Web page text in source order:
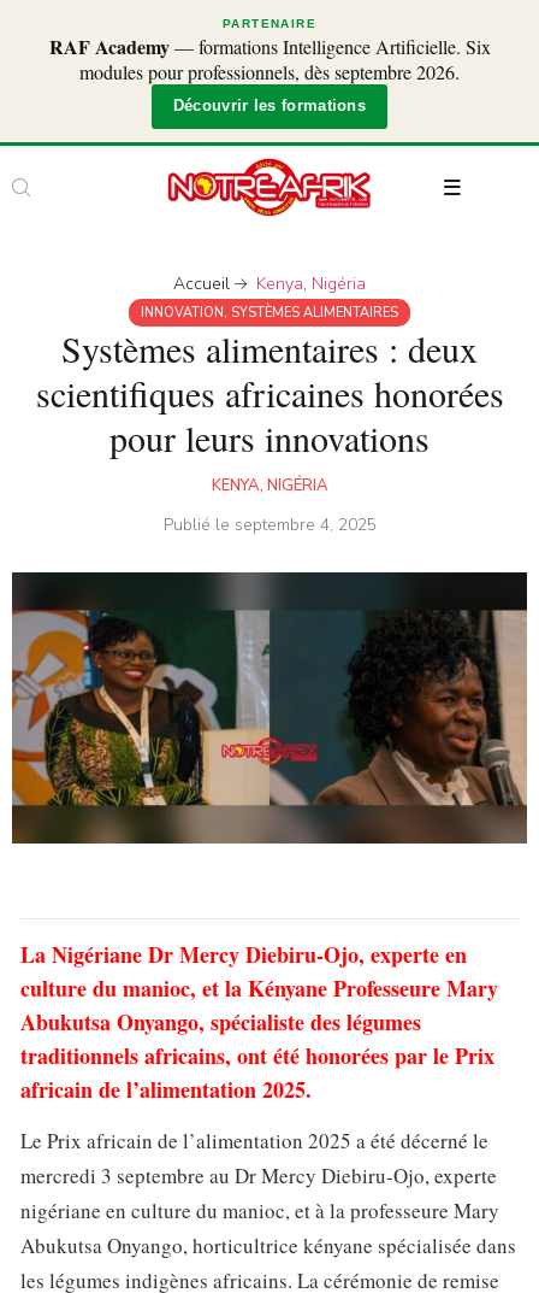
PARTENAIRE
RAF Academy— formations Intelligence Artificielle. Six
modules pour professionnels, dès septembre 2026.
Découvrir les formations
Accueil Kenya, Nigéria
INNOVATION, SYSTÈMES ALIMENTAIRES
Systèmes alimentaires : deux
scientifiques africaines honorées
pour leurs innovations
KENYA, NIGÉRIA
Publié le septembre 4, 2025
La Nigériane Dr Mercy Diebiru-Ojo, experte en
culture du manioc, et la Kényane Professeure Mary
Abukutsa Onyango, spécialiste des légumes
traditionnels africains, ont été honorées par le Prix
africain de l’alimentation 2025.
Le Prix africain de l’alimentation 2025 a été décerné le
mercredi 3 septembre au Dr Mercy Diebiru-Ojo, experte
nigériane en culture du manioc, et à la professeure Mary
Abukutsa Onyango, horticultrice kényane spécialisée dans
les légumes indigènes africains. La cérémonie de remise